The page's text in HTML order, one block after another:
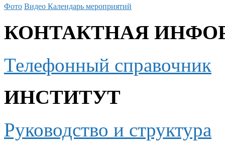
Фото Видео Календарь мероприятий
КОНТАКТНАЯ
Телефонный справочник
ИНСТИТУТ
Руководство и структура